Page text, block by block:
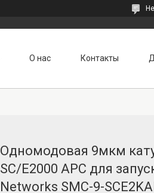
О нас Контакты
Одномодовая 9мкм
SC/E2000 APC для
Networks SMC-9-